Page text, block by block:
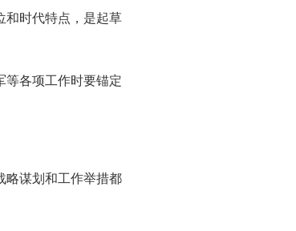
时代特点，是起草
各项工作时要锚定
谋划和工作举措都